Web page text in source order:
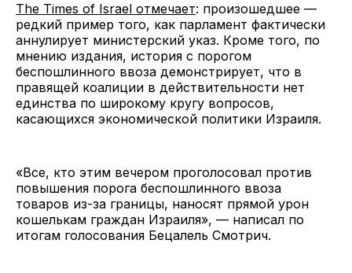
The Times of Israel отмечает: произошедшее —
редкий пример того, как парламент фактически
аннулирует министерский указ. Кроме того, по
мнению издания, история с порогом
беспошлинного ввоза демонстрирует, что в
правящей коалиции в действительности нет
единства по широкому кругу вопросов,
касающихся экономической политики Израиля.
«Все, кто этим вечером проголосовал против
повышения порога беспошлинного ввоза
товаров из-за границы, наносят прямой урон
кошелькам граждан Израиля», — написал по
итогам голосования Бецалель Смотрич.